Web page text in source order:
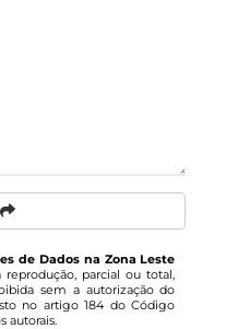
de Dados na Zona Leste
parcial ou total,
sem a autorização do
no artigo 184 do Código
autorais.